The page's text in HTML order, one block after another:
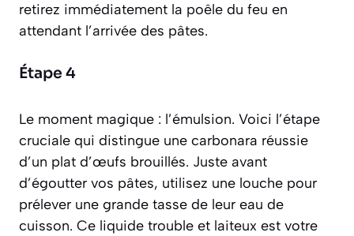
retirez immédiatement la poêle du feu en
attendant l’arrivée des pâtes.
Étape 4
Le moment magique : l’émulsion. Voici l’étape
cruciale qui distingue une carbonara réussie
d’un plat d’œufs brouillés. Juste avant
d’égoutter vos pâtes, utilisez une louche pour
prélever une grande tasse de leur eau de
cuisson. Ce liquide trouble et laiteux est votre